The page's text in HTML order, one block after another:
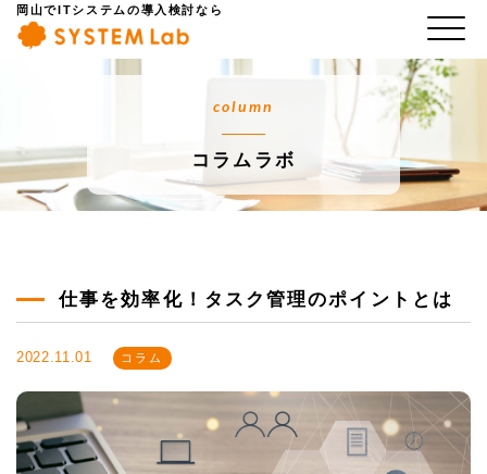
岡山でITシステムの導入検討なら
column
コラムラボ
仕事を効率化！タスク管理のポイントとは
2022.11.01 コラム